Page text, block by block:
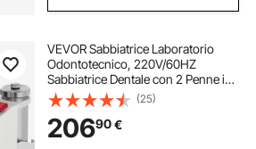
VEVOR Sabbiatrice Laboratorio
Odontotecnico, 220V/60HZ
Sabbiatrice Dentale con 2 Penne in
Metallo e Ceramica, Sabbiatrice da
Banco con LED e Grande Finestra di
Visualizzazione per Porcellana,
Gioielli
(25)
20690€